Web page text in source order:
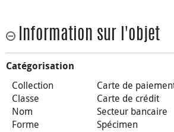
Information sur l'objet
Catégorisation
Collection
Carte de
Classe
Carte de crédit
Nom
Secteur bancaire
Forme
Spécimen